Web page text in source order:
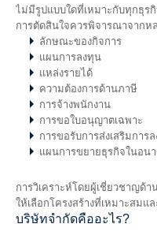
ไม่มีรูปแบบใดที่เหมาะกับทุกธุร
การตัดสินใจควรพิจารณาจากห
ลักษณะของกิจการ
แผนการลงทุน
แหล่งรายได้
ความต้องการด้านภาษี
การจ้างพนักงาน
การขอใบอนุญาตเฉพาะ
การขอรับการส่งเสริมการ
แผนการขยายธุรกิจในอน
การวิเคราะห์โดยผู้เชี่ยวชาญด้
ให้เลือกโครงสร้างที่เหมาะสมแ
บริษัทจำกัดคืออะไร?